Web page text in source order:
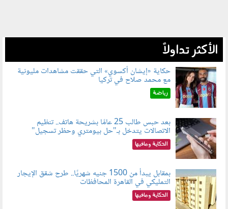
الأكثر تداولاً
080802.jpg
حكاية «إيشان أكسوي» التي حققت مشاهدات مليونية
مع محمد صلاح في تركيا
رياضة
080803.jpg
بعد حبس طالب 25 عامًا بشريحة هاتف.. تنظيم
الاتصالات يتدخل بـ"حل بيومتري وحظر تسجيل"
الحكاية ومافيها
080801.jpg
بمقابل يبدأ من 1500 جنيه شهريًا.. طرح شقق الإيجار
التمليكي في القاهرة المحافظات
الحكاية ومافيها